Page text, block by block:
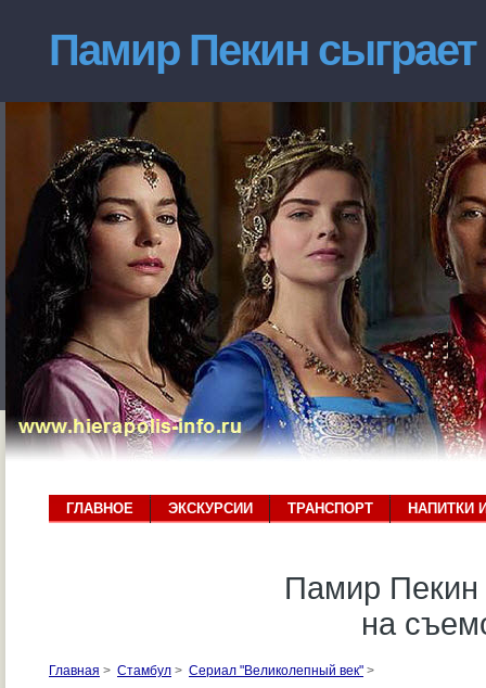
Памир Пекин
ГЛАВНОЕ ЭКСКУРСИИ ТРАНСПОРТ НАПИТКИ
Памир Пекин
на
Главная > Стамбул > Сериал "Великолепный век" >